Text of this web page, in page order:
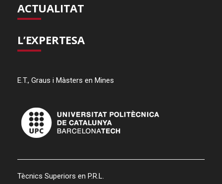
ACTUALITAT
L’EXPERTESA
E.T., Graus i Màsters en Mines
Tècnics Superiors en P.R.L.